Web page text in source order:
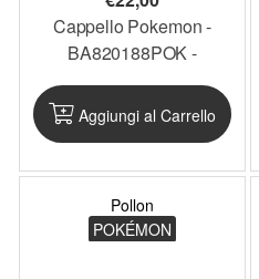
Cappello Pokemon -
BA820188POK -
Aggiungi al Carrello
Pollon
POKÉMON